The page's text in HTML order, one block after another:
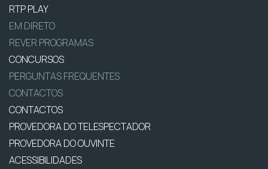
RTP PLAY
EM DIRETO
REVER PROGRAMAS
CONCURSOS
PERGUNTAS FREQUENTES
CONTACTOS
CONTACTOS
PROVEDORA DO TELESPECTADOR
PROVEDORA DO OUVINTE
ACESSIBILIDADES